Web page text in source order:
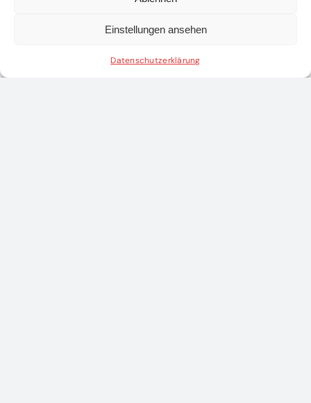
Einstellungen ansehen
Datenschutzerklärung